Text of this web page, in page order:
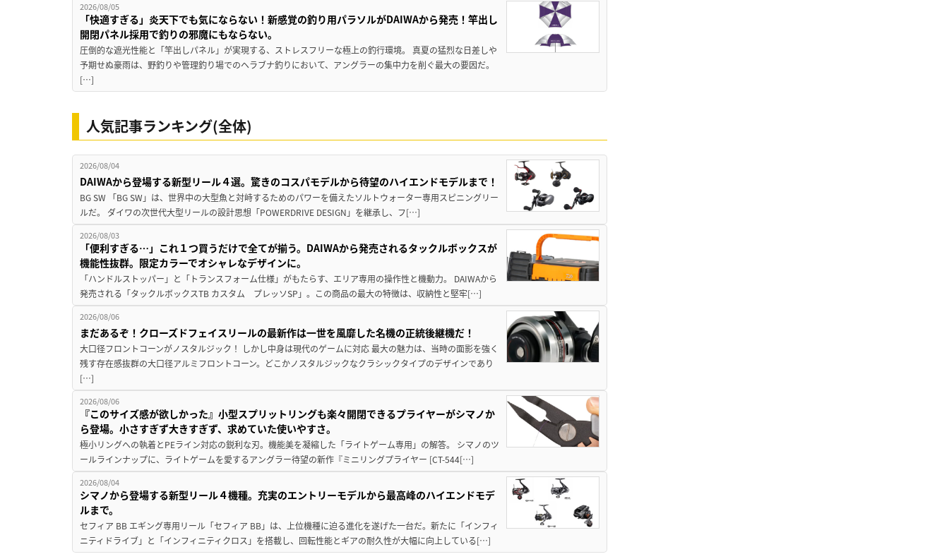
2026/08/05
「快適すぎる」炎天下でも気にならない！新感覚の釣り用パラソルがDAIWAから発売！竿出し
開閉パネル採用で釣りの邪魔にもならない。
圧倒的な遮光性能と「竿出しパネル」が実現する、ストレスフリーな極上の釣行環境。 真夏の猛烈な日差しや
予期せぬ豪雨は、野釣りや管理釣り場でのヘラブナ釣りにおいて、アングラーの集中力を削ぐ最大の要因だ。
[…]
人気記事ランキング(全体)
2026/08/04
DAIWAから登場する新型リール４選。驚きのコスパモデルから待望のハイエンドモデルまで！
BG SW 「BG SW」は、世界中の大型魚と対峙するためのパワーを備えたソルトウォーター専用スピニングリー
ルだ。 ダイワの次世代大型リールの設計思想「POWERDRIVE DESIGN」を継承し、フ[…]
2026/08/03
「便利すぎる…」これ１つ買うだけで全てが揃う。DAIWAから発売されるタックルボックスが
機能性抜群。限定カラーでオシャレなデザインに。
「ハンドルストッパー」と「トランスフォーム仕様」がもたらす、エリア専用の操作性と機動力。 DAIWAから
発売される「タックルボックスTB カスタム プレッソSP」。この商品の最大の特徴は、収納性と堅牢[…]
2026/08/06
まだあるぞ！クローズドフェイスリールの最新作は一世を風靡した名機の正統後継機だ！
大口径フロントコーンがノスタルジック！ しかし中身は現代のゲームに対応 最大の魅力は、当時の面影を強く
残す存在感抜群の大口径アルミフロントコーン。どこかノスタルジックなクラシックタイプのデザインであり
[…]
2026/08/06
『このサイズ感が欲しかった』小型スプリットリングも楽々開閉できるプライヤーがシマノか
ら登場。小さすぎず大きすぎず、求めていた使いやすさ。
極小リングへの執着とPEライン対応の鋭利な刃。機能美を凝縮した「ライトゲーム専用」の解答。 シマノのツ
ールラインナップに、ライトゲームを愛するアングラー待望の新作『ミニリングプライヤー [CT-544[…]
2026/08/04
シマノから登場する新型リール４機種。充実のエントリーモデルから最高峰のハイエンドモデ
ルまで。
セフィア BB エギング専用リール「セフィア BB」は、上位機種に迫る進化を遂げた一台だ。新たに「インフィ
ニティドライブ」と「インフィニティクロス」を搭載し、回転性能とギアの耐久性が大幅に向上している[…]